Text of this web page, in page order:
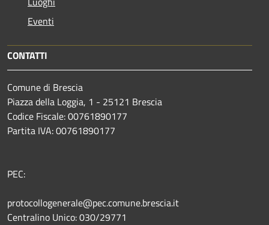
Eventi
CONTATTI
Comune di Brescia
Piazza della Loggia, 1 - 25121 Brescia
Codice Fiscale: 00761890177
Partita IVA: 00761890177
PEC:
protocollogenerale@pec.comune.brescia.it
Centralino Unico: 030/29771